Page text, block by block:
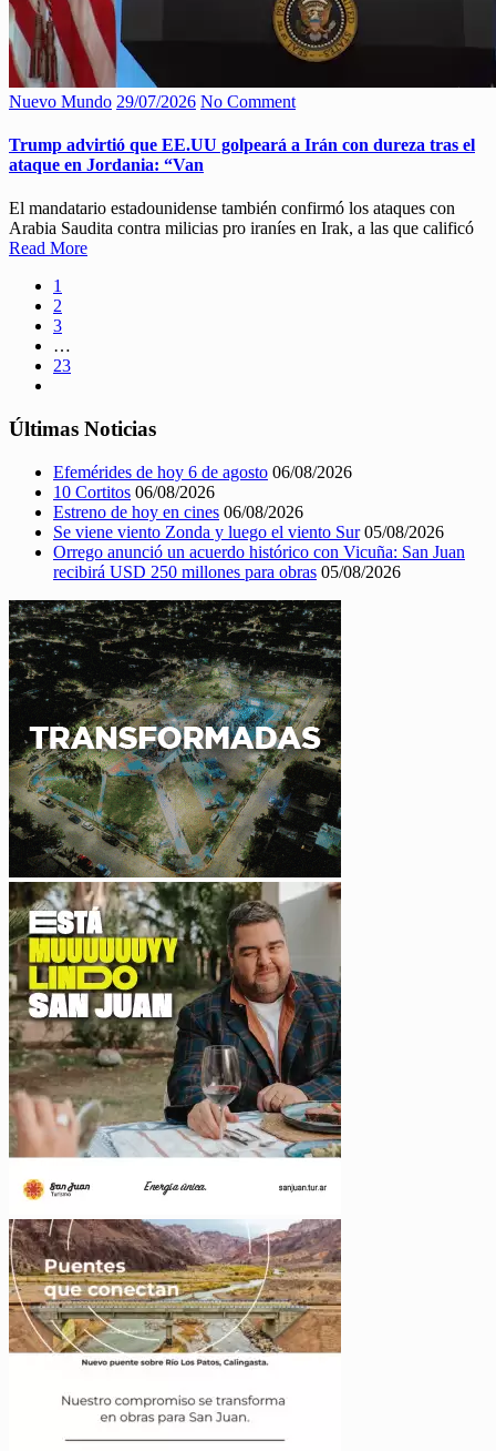
Nuevo Mundo 29/07/2026 No Comment
Trump advirtió que EE.UU golpeará a Irán con dureza tras el
ataque en Jordania: “Van
El mandatario estadounidense también confirmó los ataques con
Arabia Saudita contra milicias pro iraníes en Irak, a las que calificó
Read More
1
2
3
…
23
Últimas Noticias
Efemérides de hoy 6 de agosto 06/08/2026
10 Cortitos 06/08/2026
Estreno de hoy en cines 06/08/2026
Se viene viento Zonda y luego el viento Sur 05/08/2026
Orrego anunció un acuerdo histórico con Vicuña: San Juan
recibirá USD 250 millones para obras 05/08/2026